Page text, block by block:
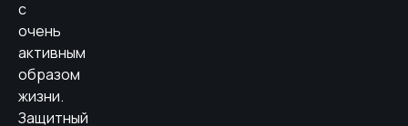
с
очень
активным
образом
жизни.
Защитный